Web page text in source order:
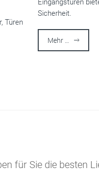
Türen
Eingangstüren
Sicherheit.
Mehr …
für Sie die besten